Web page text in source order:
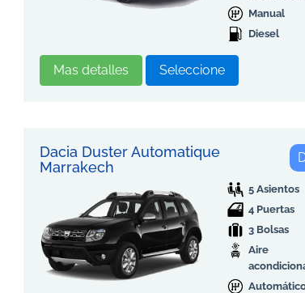
Manual
Diesel
Mas detalles Seleccione
Dacia Duster Automatique
Marrakech
5 Asientos
4 Puertas
3 Bolsas
Aire